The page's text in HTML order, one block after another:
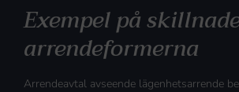
Exempel på
arrendeformerna
Arrendeavtal avseende lägenhetsarrende